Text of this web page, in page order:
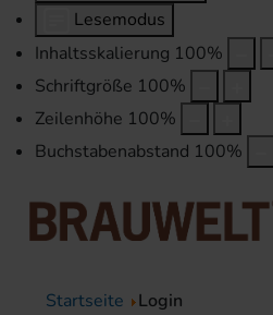
Lesemodus
Inhaltsskalierung 100%
Schriftgröße 100%
Zeilenhöhe 100%
Buchstabenabstand 100%
Startseite Login